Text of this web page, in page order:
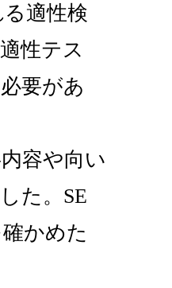
適性検
性テス
要があ
容や向い
た。SE
かめた